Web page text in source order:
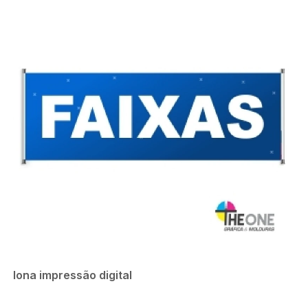
lona impressão digital